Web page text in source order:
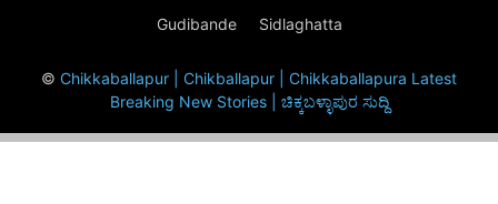
Gudibande Sidlaghatta
© Chikkaballapur | Chikballapur | Chikkaballapura Latest
Breaking New Stories | ಚಿಕ್ಕಬಳ್ಳಾಪುರ ಸುದ್ದಿ